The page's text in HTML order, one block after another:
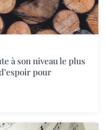
à son niveau le plus
pour